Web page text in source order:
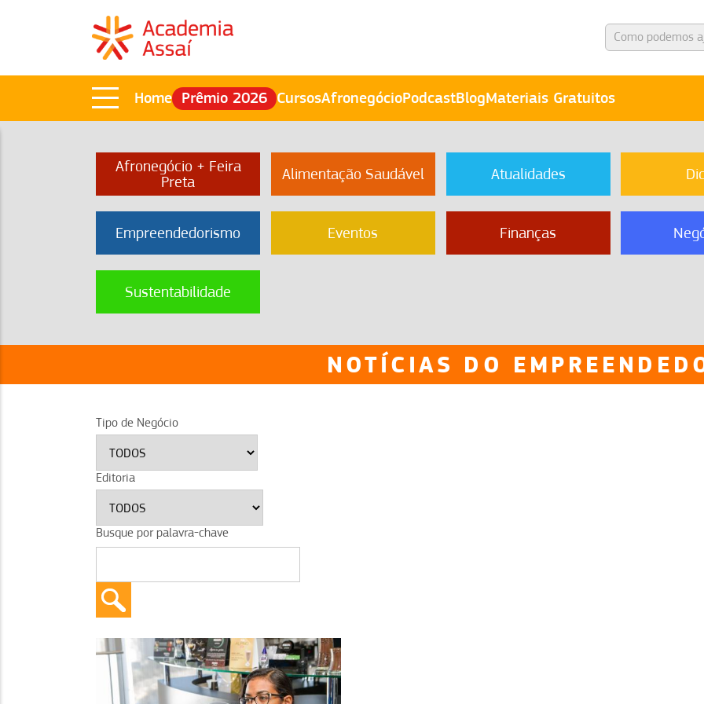
Home Prêmio 2026 CursosAfronegócioPodcastBlogMateriais Gratuitos
Afronegócio + Feira
Preta
Alimentação Saudável Atualidades
Empreendedorismo Eventos Finanças
Sustentabilidade
NOTÍCIAS DO
Tipo de Negócio
Editoria
Busque por palavra-chave